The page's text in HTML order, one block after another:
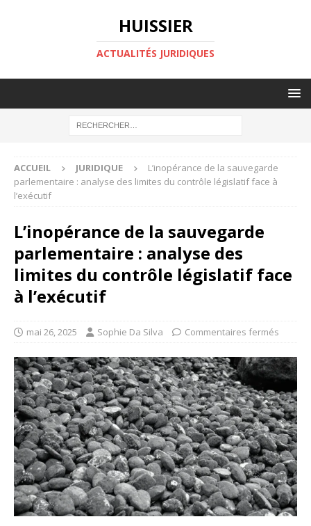
HUISSIER
ACTUALITÉS JURIDIQUES
ACCUEIL JURIDIQUE
L’inopérance de la sauvegarde
parlementaire : analyse des limites du contrôle législatif face à
l’exécutif
L’inopérance de la sauvegarde
parlementaire : analyse des
limites du contrôle législatif face
à l’exécutif
mai 26, 2025 Sophie Da Silva Commentaires fermés